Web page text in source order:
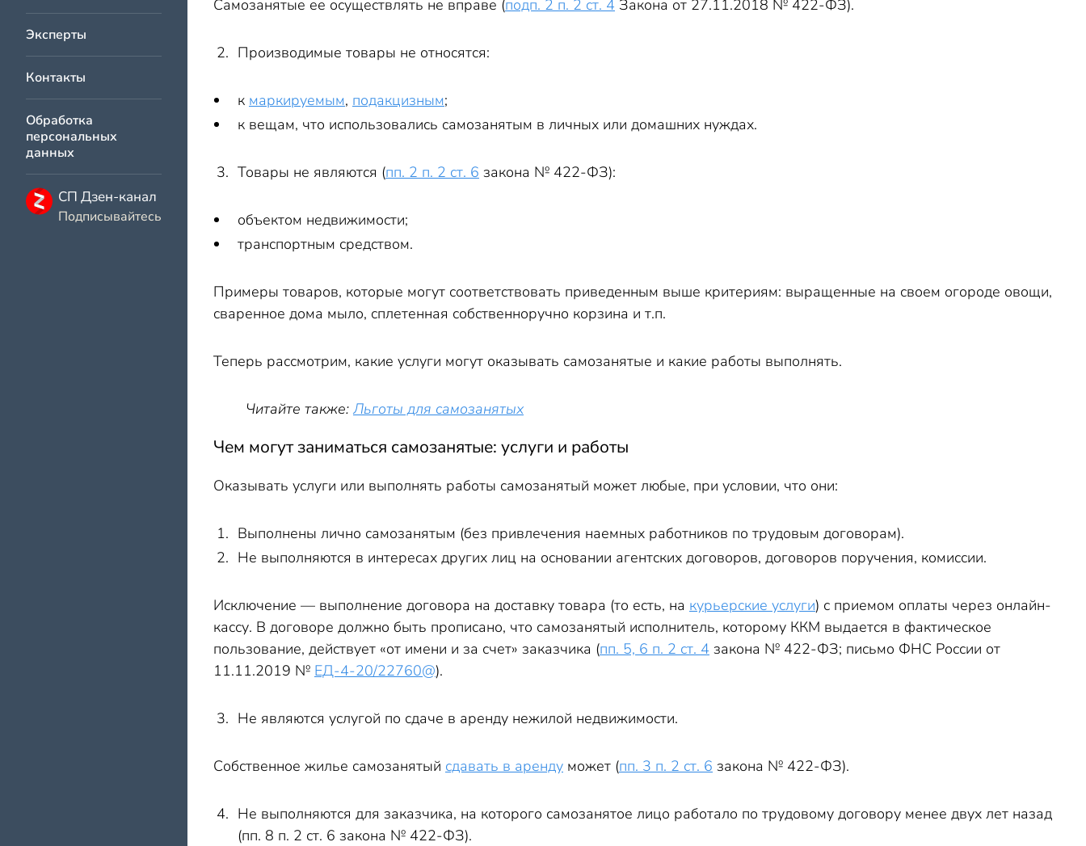
Эксперты
Контакты
Обработка
персональных
данных
СП Дзен-канал
Подписывайтесь
Самозанятые ее осуществлять не вправе (подп. 2 п. 2 ст. 4 Закона от 27.11.2018 № 422-ФЗ).
Производимые товары не относятся:
к маркируемым, подакцизным;
к вещам, что использовались самозанятым в личных или домашних нуждах.
Товары не являются (пп. 2 п. 2 ст. 6 закона № 422-ФЗ):
объектом недвижимости;
транспортным средством.
Примеры товаров, которые могут соответствовать приведенным выше критериям: выращенные на своем огороде овощи,
сваренное дома мыло, сплетенная собственноручно корзина и т.п.
Теперь рассмотрим, какие услуги могут оказывать самозанятые и какие работы выполнять.
Читайте также: Льготы для самозанятых
Чем могут заниматься самозанятые: услуги и работы
Оказывать услуги или выполнять работы самозанятый может любые, при условии, что они:
Выполнены лично самозанятым (без привлечения наемных работников по трудовым договорам).
Не выполняются в интересах других лиц на основании агентских договоров, договоров поручения, комиссии.
Исключение — выполнение договора на доставку товара (то есть, на курьерские услуги) с приемом оплаты через онлайн-
кассу. В договоре должно быть прописано, что самозанятый исполнитель, которому ККМ выдается в фактическое
пользование, действует «от имени и за счет» заказчика (пп. 5, 6 п. 2 ст. 4 закона № 422-ФЗ; письмо ФНС России от
11.11.2019 № ЕД-4-20/22760@).
Не являются услугой по сдаче в аренду нежилой недвижимости.
Собственное жилье самозанятый сдавать в аренду может (пп. 3 п. 2 ст. 6 закона № 422-ФЗ).
Не выполняются для заказчика, на которого самозанятое лицо работало по трудовому договору менее двух лет назад
(пп. 8 п. 2 ст. 6 закона № 422-ФЗ).